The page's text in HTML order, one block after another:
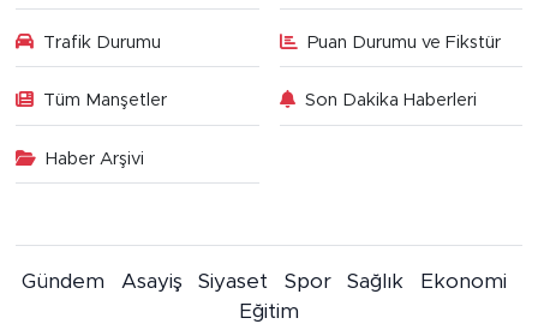
Trafik Durumu Puan Durumu ve Fikstür
Tüm Manşetler Son Dakika Haberleri
Haber Arşivi
Gündem Asayiş Siyaset Spor Sağlık
Ekonomi
Eğitim